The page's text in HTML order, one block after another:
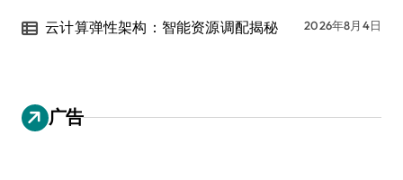
云计算弹性架构：智能资源调配揭秘 2026年8月4日
广告